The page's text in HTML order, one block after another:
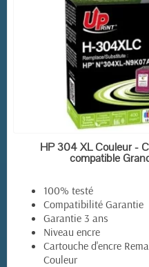
HP 304 XL Couleur -
compatible
100% testé
Compatibilité Garantie
Garantie 3 ans
Niveau encre
Cartouche d'encre
Couleur